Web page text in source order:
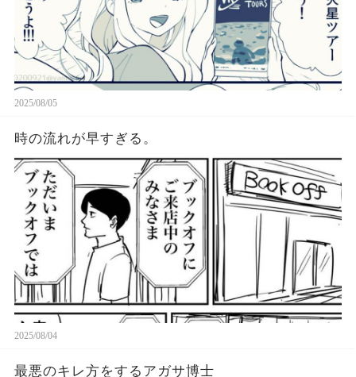
2025/08/05
時の流れが早すぎる。
2025/08/04
最悪のキレ方をするアガサ博士